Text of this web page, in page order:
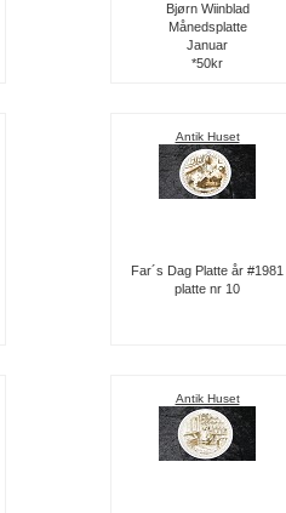
Bjørn Wiinblad
Månedsplatte
Januar
*50kr
Antik Huset
Far´s Dag Platte år #1981
platte nr 10
Antik Huset